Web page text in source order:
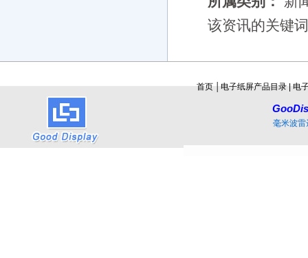
该资讯的关键
首页 电子纸屏产品目录 电
毫米波雷